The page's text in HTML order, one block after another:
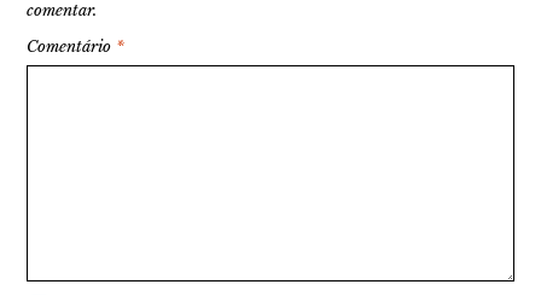
comentar.
Comentário *